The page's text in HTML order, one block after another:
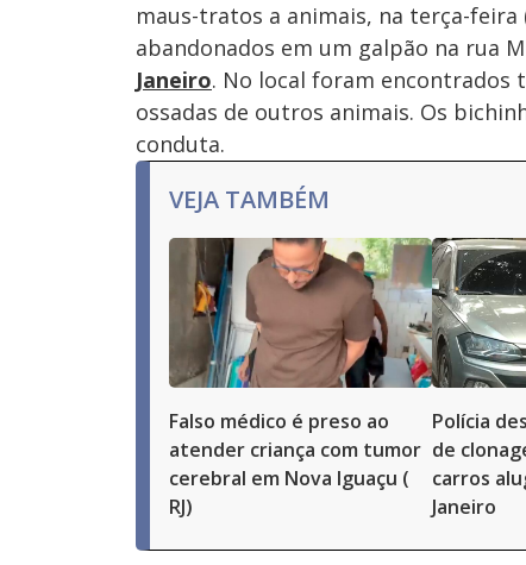
maus-tratos a animais, na terça-feira
abandonados em um galpão na rua
Janeiro. No local foram encontrados
ossadas de outros animais. Os
conduta.
VEJA TAMBÉM
Falso médico é preso ao
atender criança com tumor
cerebral em Nova Iguaçu (
RJ)
Polícia
de
carros
Janeiro